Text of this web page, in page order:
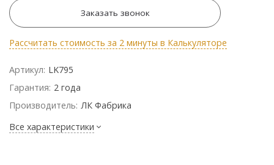
Заказать звонок
Рассчитать стоимость за 2 минуты в Калькуляторе
Артикул: LK795
Гарантия: 2 года
Производитель: ЛК Фабрика
Все характеристики